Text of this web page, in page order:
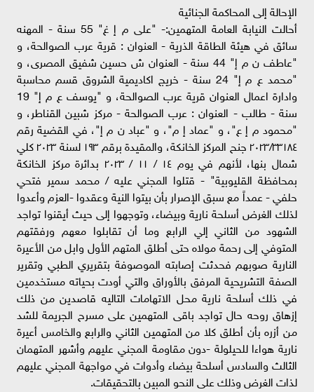
الإحالة إلى المحاكمة الجنائية
أحالت النيابة العامة المتهمين:- "على م إ غ" 55 سنة - المهنه
سائق في هيئة الطاقة الذرية - العنوان : قرية عرب الصوالحة، و
"عاطف ن م إ" 44 سنة - العنوان ش حسين شفيق المصرى، و
"محمد ع م إ" 24 سنة - خريج اكاديمية الشروق قسم محاسبة
وادارة اعمال العنوان قرية عرب الصوالحة، و "يوسف ع م إ" 19
سنة - طالب - العنوان : عرب الصوالحة - مركز شبين القناطر، و
"محمود م إ ع"، و "عماد إ م"، و "عباد ن م إ"، في القضية رقم
٢٠٢٣/٣٣١٨٤ جنح المركز الخانكة، والمقيدة برقم ١٩٣ لسنة ٢٠٢٣ كلي
شمال بنها، لأنهم في يوم ١٤ / ١١ / ٢٠٢٣ بدائرة مركز الخانكة
بمحافظة القليوبية" - قتلوا المجني عليه / محمد سمير فتحي
حلفي - عمداً مع سبق الإصرار بأن بيتوا النية وعقدوا -العزم وأعدوا
لذلك الغرض أسلحة نارية وبيضاء، وتوجهوا إلى حيث أيقنوا تواجد
الشهود من الثاني إلي الرابع وما أن تقابلوا معهم ورفقتهم
المتوفي إلى رحمة مولاه حتى أطلق المتهم الأول وابل من الأعيرة
النارية صوبهم فحدثت إصابته الموصوفة بتقريري الطبي وتقرير
الصفة التشريحية المرفق بالأوراق والتي أودت بحياته مستخدمين
في ذلك أسلحة نارية محل الاتهامات التاليه قاصدين من ذلك
إزهاق روحه حال تواجد باقى المتهمين على مسرح الجريمة للشد
من أزره بأن أطلق كلا من المتهمين الثاني والرابع والخامس أعيرة
نارية هواءا للحيلولة -دون مقاومة المجني عليهم وأشهر المتهمان
الثالث والسادس أسلحة بيضاء وأدوات في مواجهة المجني عليهم
لذات الغرض وذلك على النحو المبين بالتحقيقات.